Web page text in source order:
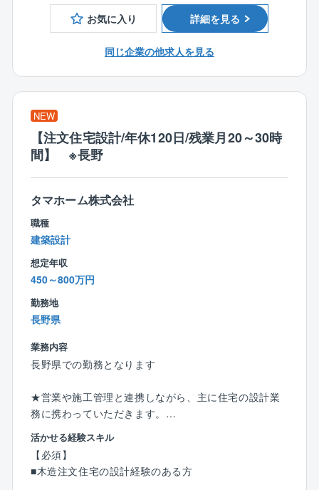
そ、タマホームの原点です。
注文住宅事業を中核として、戸建分譲事業、リフォー
ム事業、集合住宅事業、マンション事業、保険代理店
ます。
■法及び構造チェック後の契約用図面と見積書の作成
■実行予算書の作成
■図面設計業務
※年間で10棟～20棟の設計をご担当いただきます。
※お客様との打ち合わせへの同席を依頼される場合があ
ります。
年間休日120日、残業は月20～30時間程度と働きやす
い環境が整っています。
入社後の研修も徐々に充実化を図っており、育成にも
設計職は特に育成体制が整っており、離職率も低い環
境です。
■年収例：
業代）
13年目：係長／934万円（月収50.6万円＋賞与＋残業
６年目：主任／846万円（月収40.1万円＋賞与＋残業
代）
■福利厚生：
住宅手当、子ども同伴勤務制度、半日/時間単位有給休
暇制度など福利厚生の充実度向上を図り、従業員が健
お気に入り 詳細を見る
同じ企業の他求人を見る
NEW
【注文住宅設計/年休120日/残業月20～30時
間】 ※長野
タマホーム株式会社
職種
建築設計
想定年収
450～800万円
勤務地
長野県
業務内容
長野県での勤務となります
★営業や施工管理と連携しながら、主に住宅の設計業
務に携わっていただきます。
【業務内容】
＜確認申請業務／工事管理業務＞
■営業社員が作成したプランを法律や構造の観点からチ
活かせる経験スキル
【必須】
■木造注文住宅の設計経験のある方